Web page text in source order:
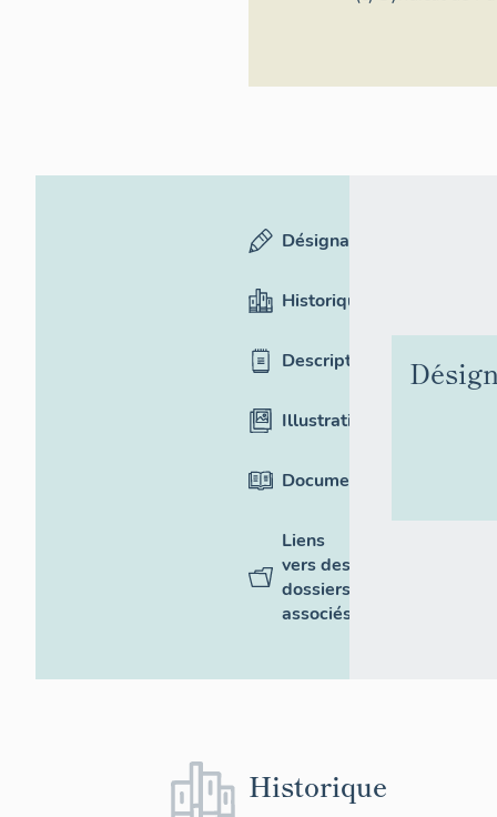
Désignation
Historique
Description
Illustrations
Documentation
Liens
vers des
dossiers
associés
Historique